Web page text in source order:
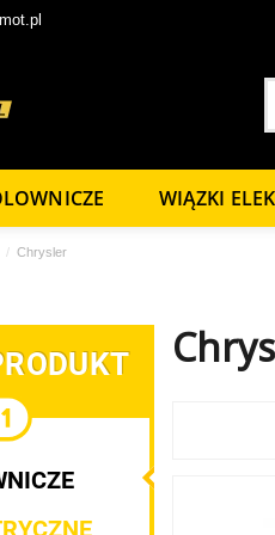
WIĄZKI
Chrysler